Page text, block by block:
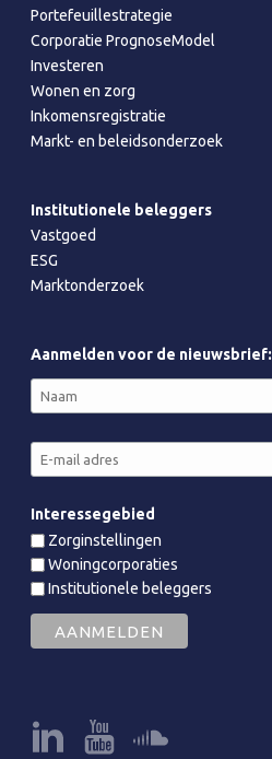
Portefeuillestrategie
Corporatie PrognoseModel
Investeren
Wonen en zorg
Inkomensregistratie
Markt- en beleidsonderzoek
Institutionele beleggers
Vastgoed
ESG
Marktonderzoek
Aanmelden voor de nieuwsbrief:
Interessegebied
Zorginstellingen
Woningcorporaties
Institutionele beleggers